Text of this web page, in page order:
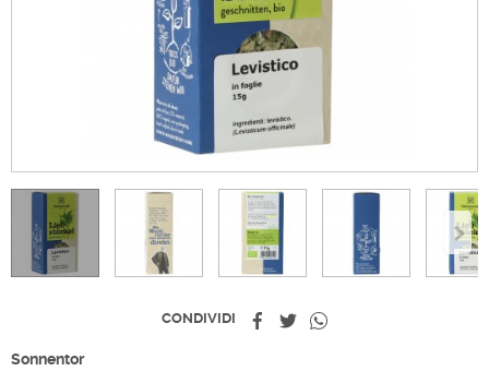
CONDIVIDI Condividi
TwittaWhatsapp
Sonnentor